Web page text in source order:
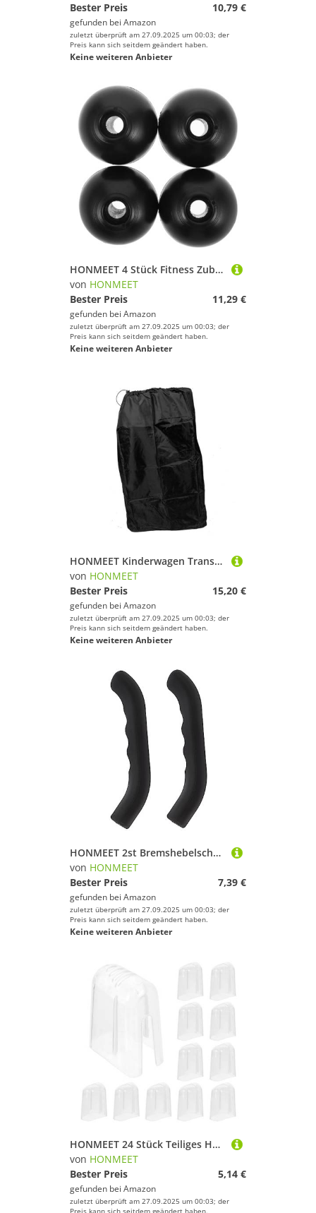
Bester Preis
10,79 €
gefunden bei Amazon
zuletzt überprüft am 27.09.2025 um 00:03; der
Preis kann sich seitdem geändert haben.
Keine weiteren Anbieter
HONMEET 4 Stück Fitness Zubehör Pulley Kabelstopper aus Robustem Material Einsetzbar für Fitnessgeräte Kompatibel mit Widerstandsbändern Installieren für Power Rack Kabelzug Training
von HONMEET
Bester Preis
11,29 €
gefunden bei Amazon
zuletzt überprüft am 27.09.2025 um 00:03; der
Preis kann sich seitdem geändert haben.
Keine weiteren Anbieter
HONMEET Kinderwagen Transporttasche mit Robustem Material und Doppelten Schultergurten Stoßfest und Reißfest Kompatibel mit Meisten Kinderwagen für Flugreisen und Gate Check Einfache
von HONMEET
Bester Preis
15,20 €
gefunden bei Amazon
zuletzt überprüft am 27.09.2025 um 00:03; der
Preis kann sich seitdem geändert haben.
Keine weiteren Anbieter
HONMEET 2st Bremshebelschutz Fahrrad Bremsgriff Abdeckung Bremsgriffschutz Griffhülse Für Fahrradbremsen Fahrradbremsgriffhülse Anti-bremsgriff Bremshebelabdeckungen Kieselgel Black
von HONMEET
Bester Preis
7,39 €
gefunden bei Amazon
zuletzt überprüft am 27.09.2025 um 00:03; der
Preis kann sich seitdem geändert haben.
Keine weiteren Anbieter
HONMEET 24 Stück Teiliges Halbtransparente Zahnbürstenkopf schutzkappen aus Leichtem Kompatibel mit Elektrischen und Manuellen Bürsten Hygienisch Staub Bakterienabweisend für Reisen und
von HONMEET
Bester Preis
5,14 €
gefunden bei Amazon
zuletzt überprüft am 27.09.2025 um 00:03; der
Preis kann sich seitdem geändert haben.